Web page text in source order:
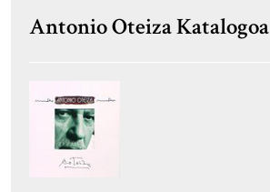
Antonio Oteiza Katalogoa